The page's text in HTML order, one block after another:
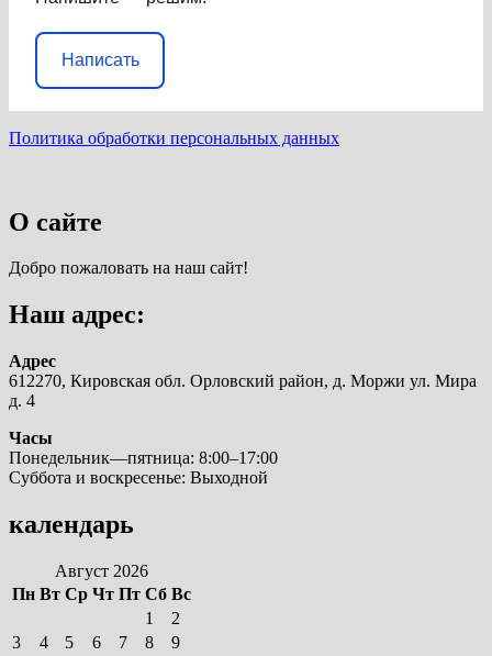
Написать
Политика обработки персональных данных
О сайте
Добро пожаловать на наш сайт!
Наш адрес:
Адрес
612270, Кировская обл. Орловский район, д. Моржи ул. Мира
д. 4
Часы
Понедельник—пятница: 8:00–17:00
Суббота и воскресенье: Выходной
календарь
Август 2026
Пн Вт Ср Чт Пт Сб Вс
1
2
3
4 5 6 7 8
9